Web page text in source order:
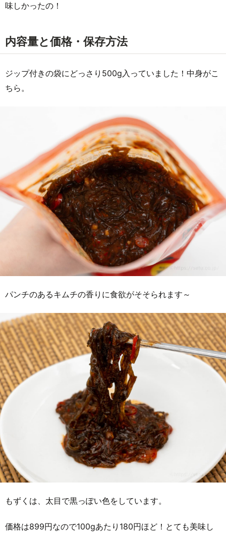
味しかったの！
内容量と価格・保存方法
ジップ付きの袋にどっさり500g入っていました！中身がこ
ちら。
パンチのあるキムチの香りに食欲がそそられます～
もずくは、太目で黒っぽい色をしています。
価格は899円なので100gあたり180円ほど！とても美味し